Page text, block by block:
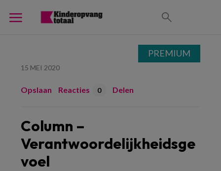
15 MEI 2020
Opslaan Reacties 0 Delen
Column –
Verantwoordelijkheidsge
voel
PREMIUM